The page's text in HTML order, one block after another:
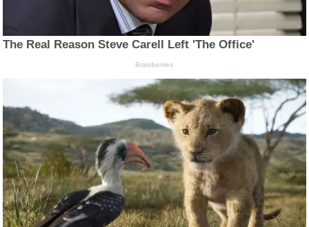
The Real Reason Steve Carell Left 'The Office'
Brainberries